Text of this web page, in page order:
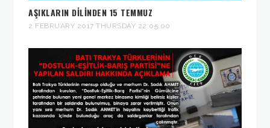
AŞIKLARIN DILINDEN 15 TEMMUZ
2 FEBRUARY 2017 THURSDAY 22:05:00